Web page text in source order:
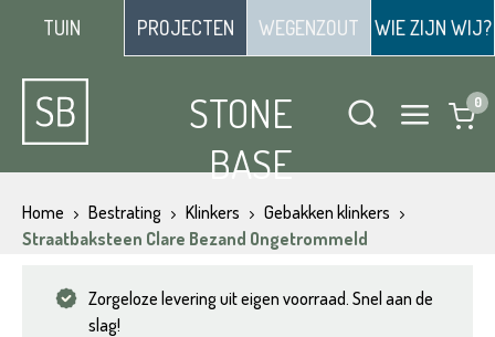
TUIN PROJECTEN WEGENZOUT WIE ZIJN WIJ?
STONE
BASE
Home Bestrating Klinkers
Gebakken klinkers
Straatbaksteen Clare Bezand Ongetrommeld
Zorgeloze levering uit eigen voorraad. Snel aan de
slag!